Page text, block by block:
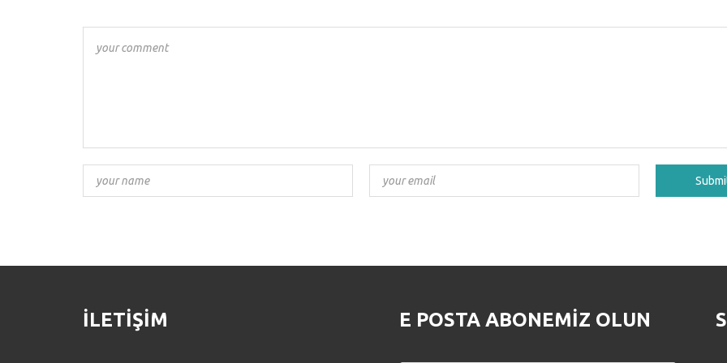
İLETIŞIM E POSTA ABONEMIZ OLUN